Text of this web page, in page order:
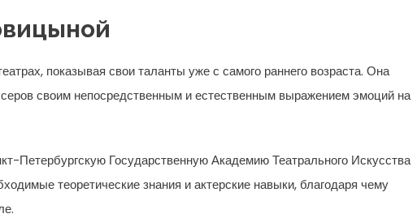
показывая свои таланты уже с самого раннего возраста. Она
своим непосредственным и естественным выражением эмоций на
Петербургскую Государственную Академию Театрального Искусства
теоретические знания и актерские навыки, благодаря чему